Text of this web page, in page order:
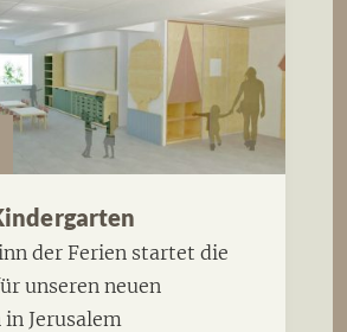
der Ferien startet die
unseren neuen
Jerusalem